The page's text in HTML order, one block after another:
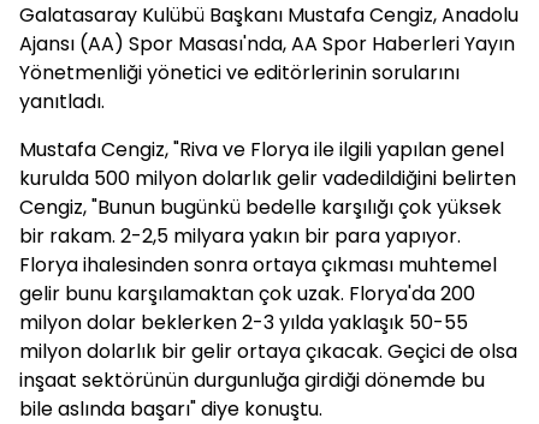
Galatasaray Kulübü Başkanı Mustafa Cengiz, Anadolu
Ajansı (AA) Spor Masası'nda, AA Spor Haberleri Yayın
Yönetmenliği yönetici ve editörlerinin sorularını
yanıtladı.
Mustafa Cengiz, "Riva ve Florya ile ilgili yapılan genel
kurulda 500 milyon dolarlık gelir vadedildiğini belirten
Cengiz, "Bunun bugünkü bedelle karşılığı çok yüksek
bir rakam. 2-2,5 milyara yakın bir para yapıyor.
Florya ihalesinden sonra ortaya çıkması muhtemel
gelir bunu karşılamaktan çok uzak. Florya'da 200
milyon dolar beklerken 2-3 yılda yaklaşık 50-55
milyon dolarlık bir gelir ortaya çıkacak. Geçici de olsa
inşaat sektörünün durgunluğa girdiği dönemde bu
bile aslında başarı" diye konuştu.